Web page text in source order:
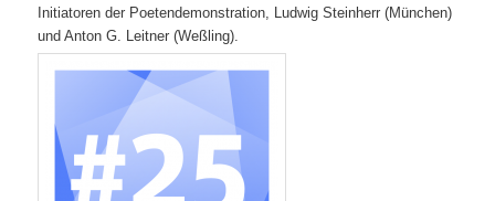
Initiatoren der Poeten­demonstration, Ludwig Steinherr (München)
und Anton G. Leitner (Weßling).